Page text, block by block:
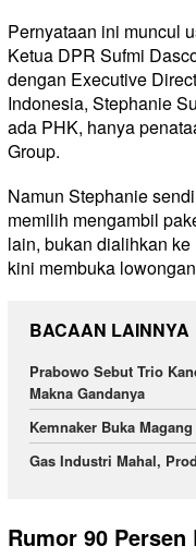
Pernyataan ini muncul
Ketua DPR Sufmi
dengan Executive
Indonesia, Stephanie
ada PHK, hanya
Group.
Namun Stephanie
memilih mengambil
lain, bukan dialihkan
kini membuka
BACAAN LAINNYA
Prabowo Sebut Trio
Makna Gandanya
Kemnaker Buka
Gas Industri Mahal,
Rumor 90